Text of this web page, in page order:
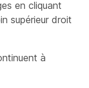
en cliquant
supérieur droit
à